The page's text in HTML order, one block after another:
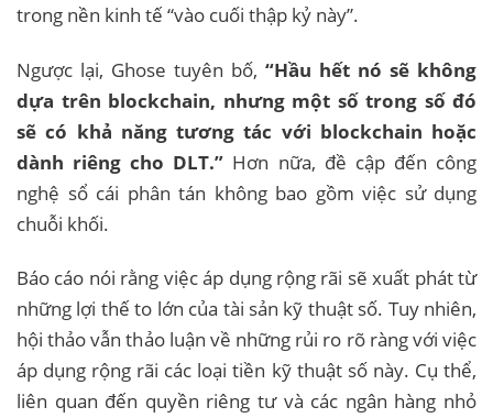
trong nền kinh tế “vào cuối thập kỷ này”.
Ngược lại, Ghose tuyên bố, “Hầu hết nó sẽ không
dựa trên blockchain, nhưng một số trong số đó
sẽ có khả năng tương tác với blockchain hoặc
dành riêng cho DLT.” Hơn nữa, đề cập đến công
nghệ sổ cái phân tán không bao gồm việc sử dụng
chuỗi khối.
Báo cáo nói rằng việc áp dụng rộng rãi sẽ xuất phát từ
những lợi thế to lớn của tài sản kỹ thuật số. Tuy nhiên,
hội thảo vẫn thảo luận về những rủi ro rõ ràng với việc
áp dụng rộng rãi các loại tiền kỹ thuật số này. Cụ thể,
liên quan đến quyền riêng tư và các ngân hàng nhỏ